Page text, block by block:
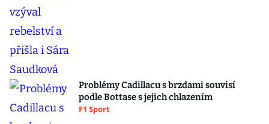
Problémy Cadillacu s brzdami souvisí
podle Bottase s jejich chlazením
F1 Sport